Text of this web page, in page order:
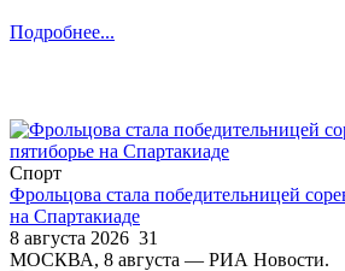
Подробнее...
Спорт
Фрольцова стала победительницей
на Спартакиаде
8 августа 2026 31
МОСКВА, 8 августа — РИА Новости.